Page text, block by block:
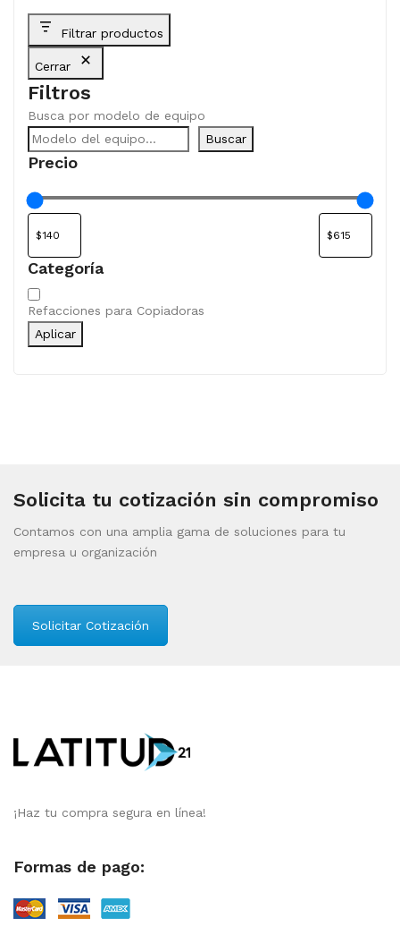
Filtrar productos
Cerrar
Filtros
Busca por modelo de equipo
Buscar
Precio
Categoría
Categoría
Refacciones para Copiadoras
Aplicar
Solicita tu cotización sin compromiso
Contamos con una amplia gama de soluciones para tu
empresa u organización
Solicitar Cotización
¡Haz tu compra segura en línea!
Formas de pago: